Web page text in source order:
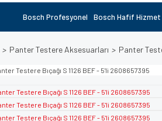
Bosch Profesyonel Bosch Hafif Hizmet
Panter Testere Aksesuarları Panter